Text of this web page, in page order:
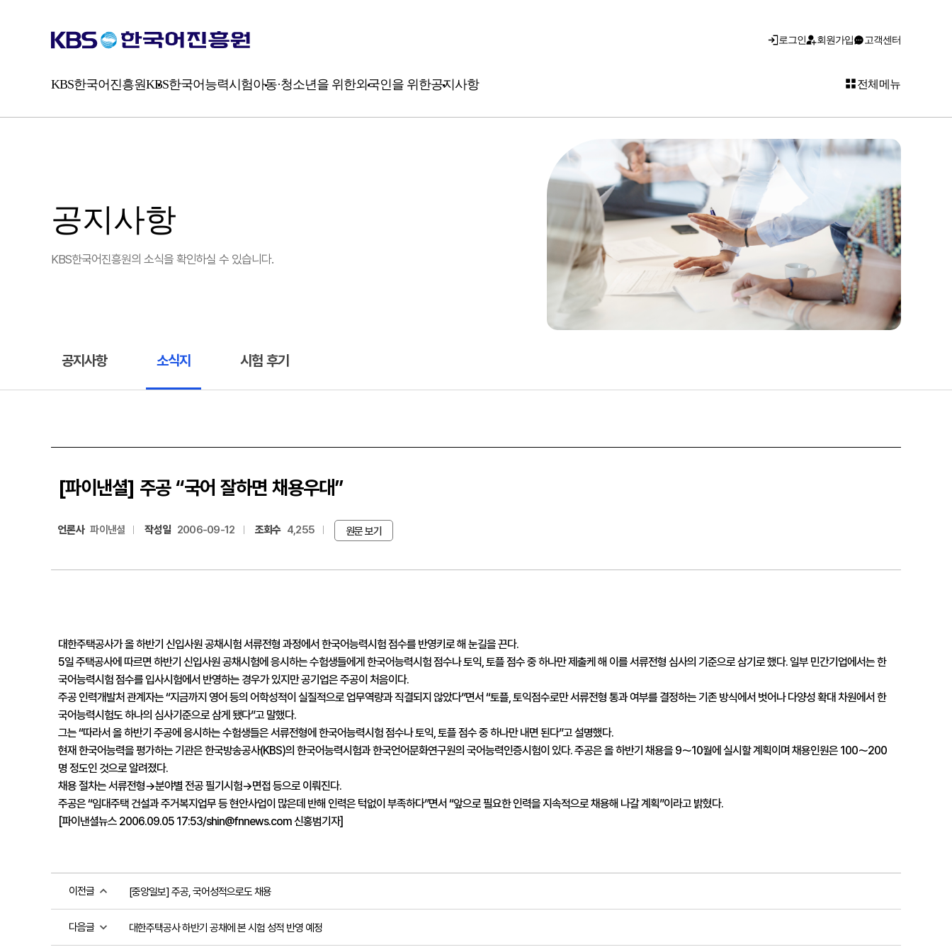
로그인 회원가입 고객센터
KBS한국어진흥원KBS한국어능력시험아동·청소년을 위한외국인을 위한공지사항 전체메뉴
공지사항
KBS한국어진흥원의 소식을 확인하실 수 있습니다.
공지사항 소식지 시험 후기
[파이낸셜] 주공 “국어 잘하면 채용우대”
언론사 파이낸셜 작성일 2006-09-12 조회수 4,255 원문 보기
대한주택공사가 올 하반기 신입사원 공채시험 서류전형 과정에서 한국어능력시험 점수를 반영키로 해 눈길을 끈다.
5일 주택공사에 따르면 하반기 신입사원 공채시험에 응시하는 수험생들에게 한국어능력시험 점수나 토익, 토플 점수 중 하나만 제출케 해 이를 서류전형 심사의 기준으로 삼기로 했다. 일부 민간기업에서는 한
국어능력시험 점수를 입사시험에서 반영하는 경우가 있지만 공기업은 주공이 처음이다.
주공 인력개발처 관계자는 “지금까지 영어 등의 어학성적이 실질적으로 업무역량과 직결되지 않았다”면서 “토플, 토익점수로만 서류전형 통과 여부를 결정하는 기존 방식에서 벗어나 다양성 확대 차원에서 한
국어능력시험도 하나의 심사기준으로 삼게 됐다”고 말했다.
그는 “따라서 올 하반기 주공에 응시하는 수험생들은 서류전형에 한국어능력시험 점수나 토익, 토플 점수 중 하나만 내면 된다”고 설명했다.
현재 한국어능력을 평가하는 기관은 한국방송공사(KBS)의 한국어능력시험과 한국언어문화연구원의 국어능력인증시험이 있다. 주공은 올 하반기 채용을 9～10월에 실시할 계획이며 채용인원은 100～200
명 정도인 것으로 알려졌다.
채용 절차는 서류전형→분야별 전공 필기시험→면접 등으로 이뤄진다.
주공은 “임대주택 건설과 주거복지업무 등 현안사업이 많은데 반해 인력은 턱없이 부족하다”면서 “앞으로 필요한 인력을 지속적으로 채용해 나갈 계획”이라고 밝혔다.
[파이낸셜뉴스 2006.09.05 17:53/shin@fnnews.com 신홍범기자]
이전글 [중앙일보] 주공, 국어성적으로도 채용
다음글 대한주택공사 하반기 공채에 본 시험 성적 반영 예정